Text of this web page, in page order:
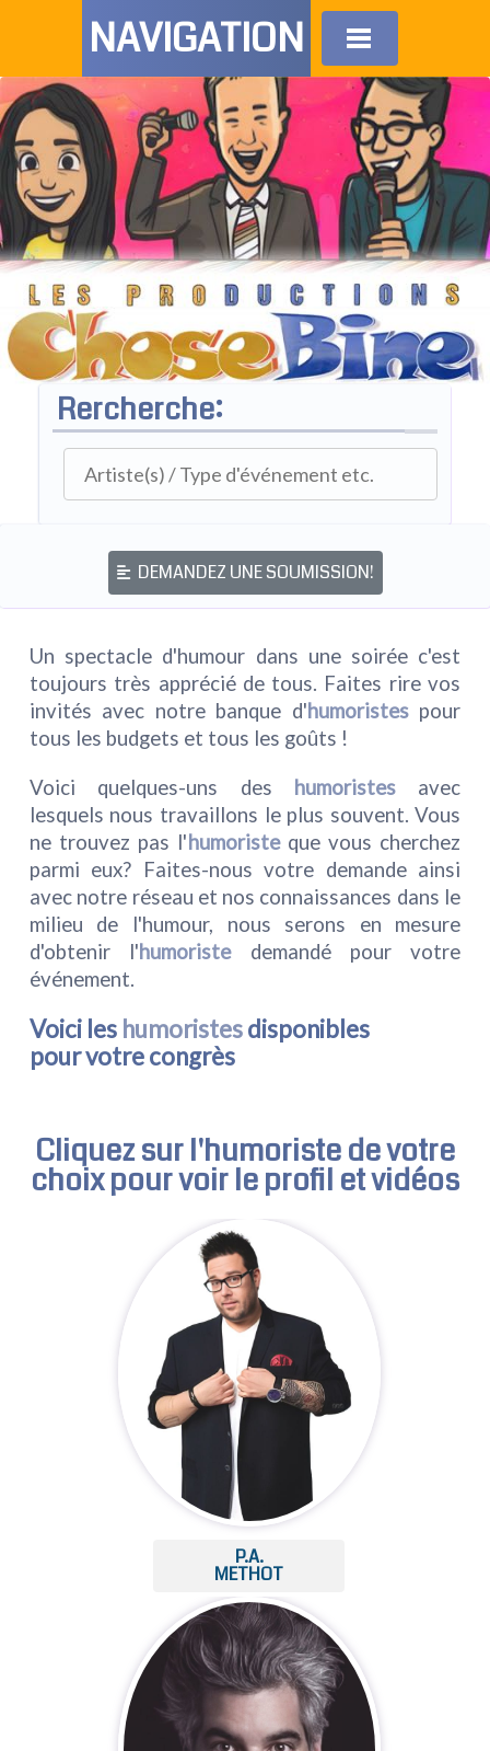
NAVIGATION
Rercherche:
DEMANDEZ UNE SOUMISSION!
Un spectacle d'humour dans une soirée c'est
toujours très apprécié de tous. Faites rire vos
invités avec notre banque d'humoristespour
tous les budgets et tous les goûts !
Voici quelques-uns des humoristesavec
lesquels nous travaillons le plus souvent. Vous
ne trouvez pas l'humoristeque vous cherchez
parmi eux? Faites-nous votre demande ainsi
avec notre réseau et nos connaissances dans le
milieu de l'humour, nous serons en mesure
d'obtenir l'humoristedemandé pour votre
événement.
Voici les humoristesdisponibles
pour votre congrès
Cliquez sur l'humoristede votre
choix pour voir le profil et vidéos
P.A.
METHOT